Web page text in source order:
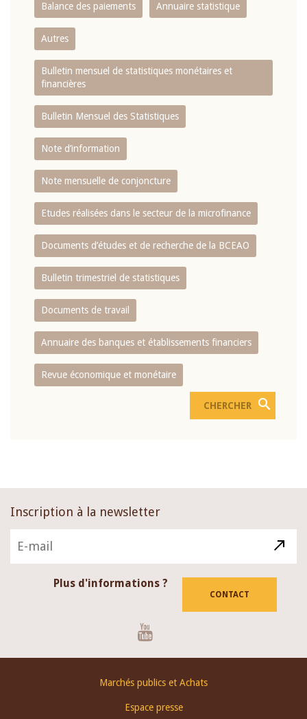
Balance des paiements Annuaire statistique
Autres
Bulletin mensuel de statistiques monétaires et
financières
Bulletin Mensuel des Statistiques
Note d’information
Note mensuelle de conjoncture
Etudes réalisées dans le secteur de la microfinance
Documents d’études et de recherche de la BCEAO
Bulletin trimestriel de statistiques
Documents de travail
Annuaire des banques et établissements financiers
Revue économique et monétaire
Inscription à la newsletter
Plus d'informations ?
CONTACT
Marchés publics et Achats
Espace presse